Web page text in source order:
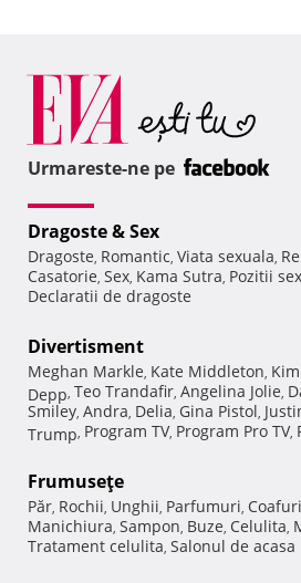
Urmareste-ne pe
Dragoste & Sex
Dragoste, Romantic, Viata sexuala,
Casatorie, Sex, Kama Sutra, Pozitii
Declaratii de dragoste
Divertisment
Meghan Markle, Kate Middleton,
Depp, Teo Trandafir, Angelina Jolie,
Smiley, Andra, Delia, Gina Pistol,
Trump, Program TV, Program Pro TV,
Frumuseţe
Păr, Rochii, Unghii, Parfumuri, Coafuri
Manichiura, Sampon, Buze, Celulita,
Tratament celulita, Salonul de acasa